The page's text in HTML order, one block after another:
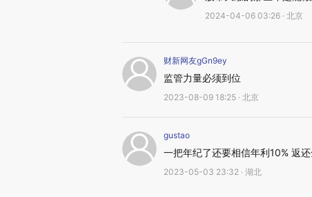
2024-04-06 03:26 · 北京
财新网友gGn9ey
监管力量必须到位
2023-08-09 18:25 · 北京
gustao
一把年纪了还要相信年利10% 返
2023-05-03 23:32 · 湖北